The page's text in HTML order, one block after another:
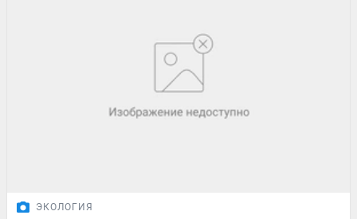
ЭКОЛОГИЯ